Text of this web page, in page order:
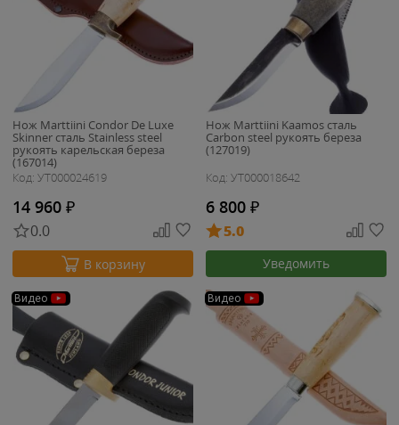
Нож Marttiini Condor De Luxe
Skinner сталь Stainless steel
рукоять карельская береза
(167014)
Код: УТ000024619
14 960 ₽
0.0
В корзину
Нож Marttiini Kaamos сталь
Carbon steel рукоять береза
(127019)
Код: УТ000018642
6 800 ₽
5.0
Уведомить
Видео Видео